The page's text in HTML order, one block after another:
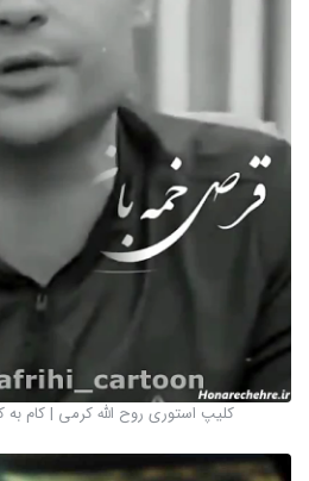
کلیپ استوری روح الله کرمی | کام